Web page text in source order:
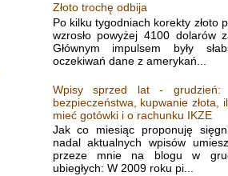
Złoto trochę odbija
Po kilku tygodniach korekty złoto
wzrosło powyżej 4100 dolarów
Głównym impulsem były
oczekiwań dane z amerykań...
Wpisy sprzed lat - grudzień:
bezpieczeństwa, kupwanie złota,
mieć gotówki i o rachunku IKZE
Jak co miesiąc proponuję
nadal aktualnych wpisów
przeze mnie na blogu w
ubiegłych: W 2009 roku pi...